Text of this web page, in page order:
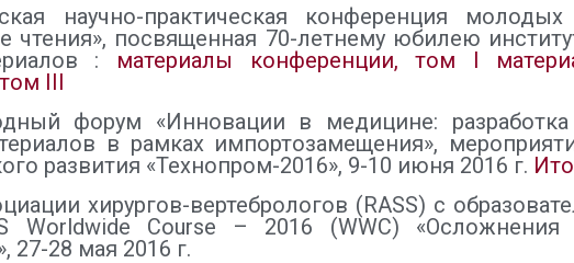
научно-практическая конференция
чтения», посвященная 70-летнему юбилею
: материалы конференции, том I
III
форум «Инновации в медицине:
в рамках импортозамещения»,
развития «Технопром-2016», 9-10 июня 2016 г.
хирургов-вертебрологов (RASS) c
Worldwide Course – 2016 (WWC) «Осложнения
27-28 мая 2016 г.